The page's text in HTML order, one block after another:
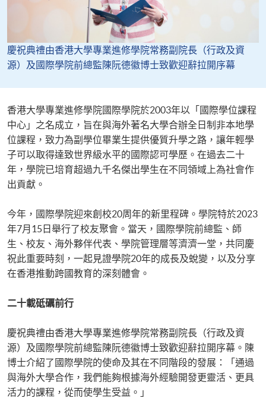
慶祝典禮由香港大學專業進修學院常務副院長（行政及資
源）及國際學院前總監陳阮德徽博士致歡迎辭拉開序幕
香港大學專業進修學院國際學院於2003年以「國際學位課程
中心」之名成立，旨在與海外著名大學合辦全日制非本地學
位課程，致力為副學位畢業生提供優質升學之路，讓年輕學
子可以取得達致世界級水平的國際認可學歷。在過去二十
年，學院已培育超過九千名傑出學生在不同領域上為社會作
出貢獻。
今年，國際學院迎來創校20周年的新里程碑。學院特於2023
年7月15日舉行了校友聚會。當天，國際學院前總監、師
生、校友、海外夥伴代表、學院管理層等濟濟一堂，共同慶
祝此重要時刻，一起見證學院20年的成長及蛻變，以及分享
在香港推動跨國教育的深刻體會。
二十載砥礪前行
慶祝典禮由香港大學專業進修學院常務副院長（行政及資
源）及國際學院前總監陳阮德徽博士致歡迎辭拉開序幕。陳
博士介紹了國際學院的使命及其在不同階段的發展：「通過
與海外大學合作，我們能夠根據海外經驗開發更靈活、更具
活力的課程，從而使學生受益。」